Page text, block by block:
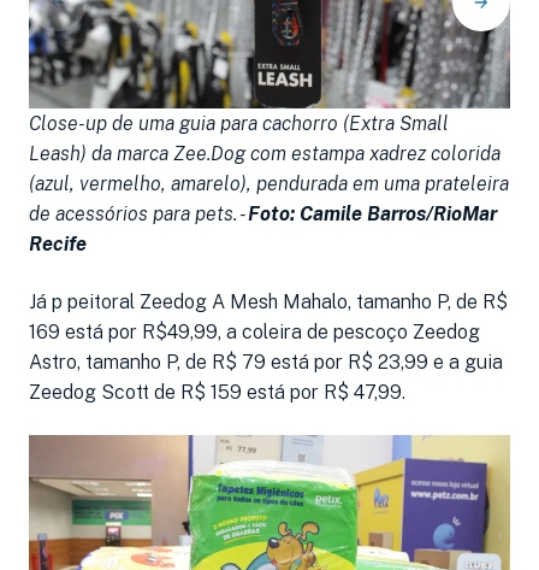
Close-up de uma guia para cachorro (Extra Small
Leash) da marca Zee.Dog com estampa xadrez colorida
(azul, vermelho, amarelo), pendurada em uma prateleira
de acessórios para pets. -Foto: Camile Barros/RioMar
Recife
Já p peitoral Zeedog A Mesh Mahalo, tamanho P, de R$
169 está por R$49,99, a coleira de pescoço Zeedog
Astro, tamanho P, de R$ 79 está por R$ 23,99 e a guia
Zeedog Scott de R$ 159 está por R$ 47,99.